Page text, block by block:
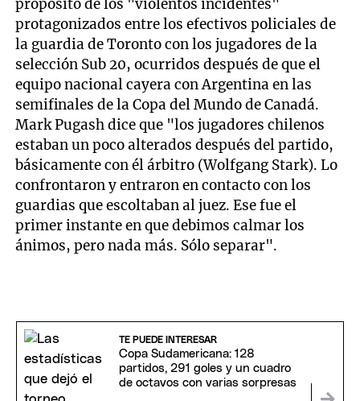
propósito de los "violentos incidentes"
protagonizados entre los efectivos policiales de
la guardia de Toronto con los jugadores de la
selección Sub 20, ocurridos después de que el
equipo nacional cayera con Argentina en las
semifinales de la Copa del Mundo de Canadá.
Mark Pugash dice que "los jugadores chilenos
estaban un poco alterados después del partido,
básicamente con él árbitro (Wolfgang Stark). Lo
confrontaron y entraron en contacto con los
guardias que escoltaban al juez. Ese fue el
primer instante en que debimos calmar los
ánimos, pero nada más. Sólo separar".
TE PUEDE INTERESAR
Copa Sudamericana: 128
partidos, 291 goles y un cuadro
de octavos con varias sorpresas